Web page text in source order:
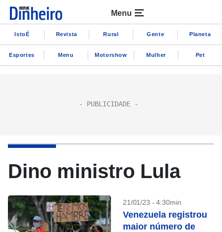
Menu
IstoÉ Revista Rural Gente Planeta
Esportes Menu Motorshow Mulher Pet
Dino ministro Lula
21/01/23 - 4:30min
Venezuela registrou
maior número de